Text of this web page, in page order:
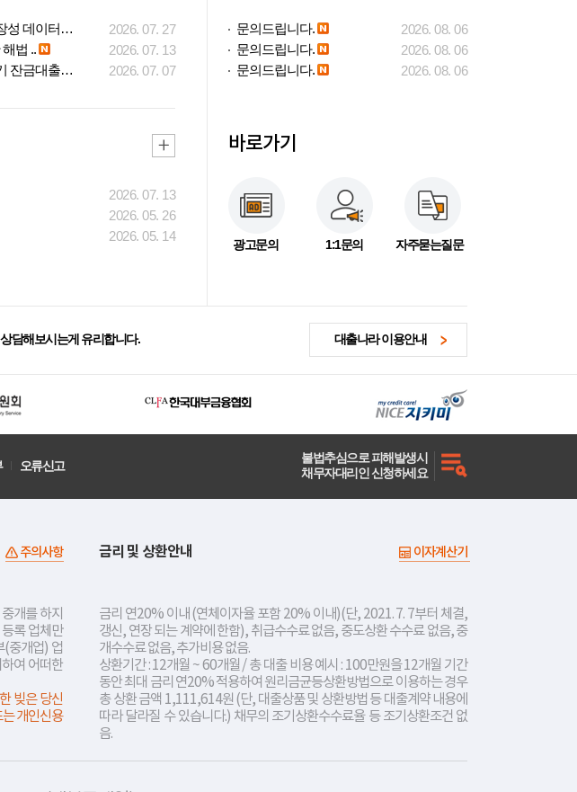
소상공인 신용점수 낮아도 '매출·성장성 데이터..
2026. 07. 27
법 ..
2026. 07. 13
아파트 입주 문제없나… 은행, 하반기 잔금대출..
2026. 07. 07
2026. 07. 13
2026. 05. 26
2026. 05. 14
문의드립니다.
2026. 08. 06
문의드립니다.
2026. 08. 06
문의드립니다.
2026. 08. 06
바로가기
광고문의 1:1문의 자주묻는질문
담해보시는게 유리합니다. 대출나라 이용안내
오류신고
불법추심으로 피해발생시
채무자대리인 신청하세요
주의사항
개를 하지
록 업체만
(중개업) 업
여 어떠한
빚은 당신
는 개인신용
금리 및 상환안내 이자계산기
금리 연20% 이내 (연체이자율 포함 20% 이내)(단, 2021. 7. 7부터 체결,
갱신, 연장 되는 계약에 한함), 취급수수료 없음, 중도상환 수수료 없음, 중
개수수료 없음, 추가비용 없음.
상환기간 : 12개월 ~ 60개월 / 총 대출 비용 예시 : 100만원을 12개월 기간
동안 최대 금리 연20% 적용하여 원리금균등상환방법으로 이용하는 경우
총 상환 금액 1,111,614원 (단, 대출상품 및 상환방법 등 대출계약 내용에
따라 달라질 수 있습니다.) 채무의 조기상환수수료율 등 조기상환조건 없
음.